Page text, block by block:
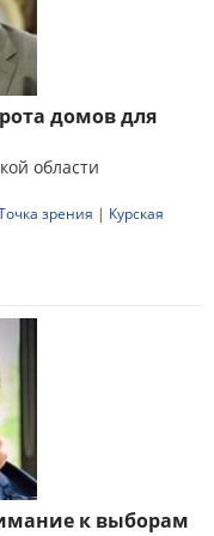
домов для
области
зрения | Курская
к выборам